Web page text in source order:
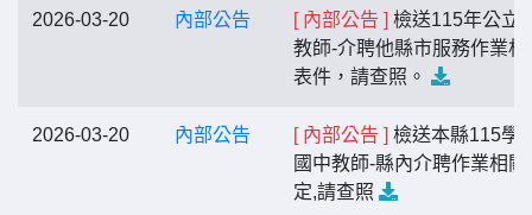
2026-03-20 內部公告 [ 內部公告 ] 檢送115年公立
教師-介聘他縣市服務作業相
表件，請查照。
2026-03-20 內部公告 [ 內部公告 ] 檢送本縣115學
國中教師-縣內介聘作業相關
定,請查照